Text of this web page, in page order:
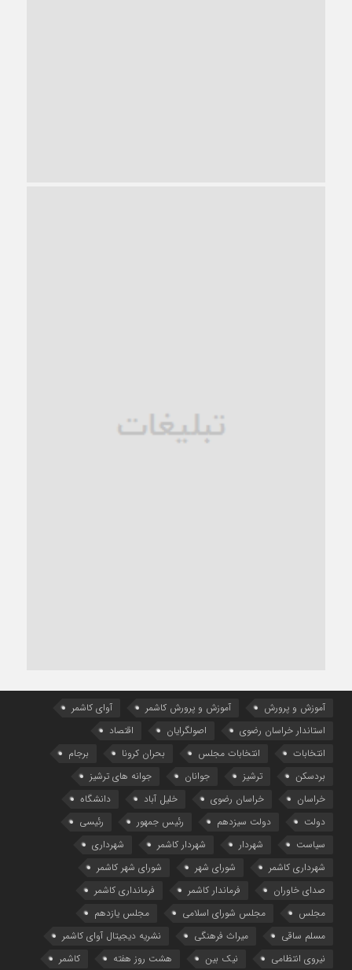
آموزش و پرورش آموزش و پرورش کاشمر
آوای کاشمر
استاندار خراسان رضوی
اصولگرایان
اقتصاد
انتخابات
انتخابات مجلس بحران کرونا
برجام
بردسکن
ترشیز جوانان
جوانه های ترشیز
خراسان
خراسان رضوی خلیل آباد
دانشگاه
دولت
دولت سیزدهم رئیس جمهور
رئیسی
سیاست
شهردار شهردار کاشمر
شهرداری
شهرداری کاشمر
شورای شهر
شورای شهر کاشمر
صدای خاوران
فرماندار کاشمر
فرمانداری کاشمر
مجلس
مجلس شورای اسلامی
مجلس یازدهم
مسلم ساقی
میراث فرهنگی
نشریه دیجیتال آوای کاشمر
نیروی انتظامی
نیک بین هشت روز هفته کاشمر